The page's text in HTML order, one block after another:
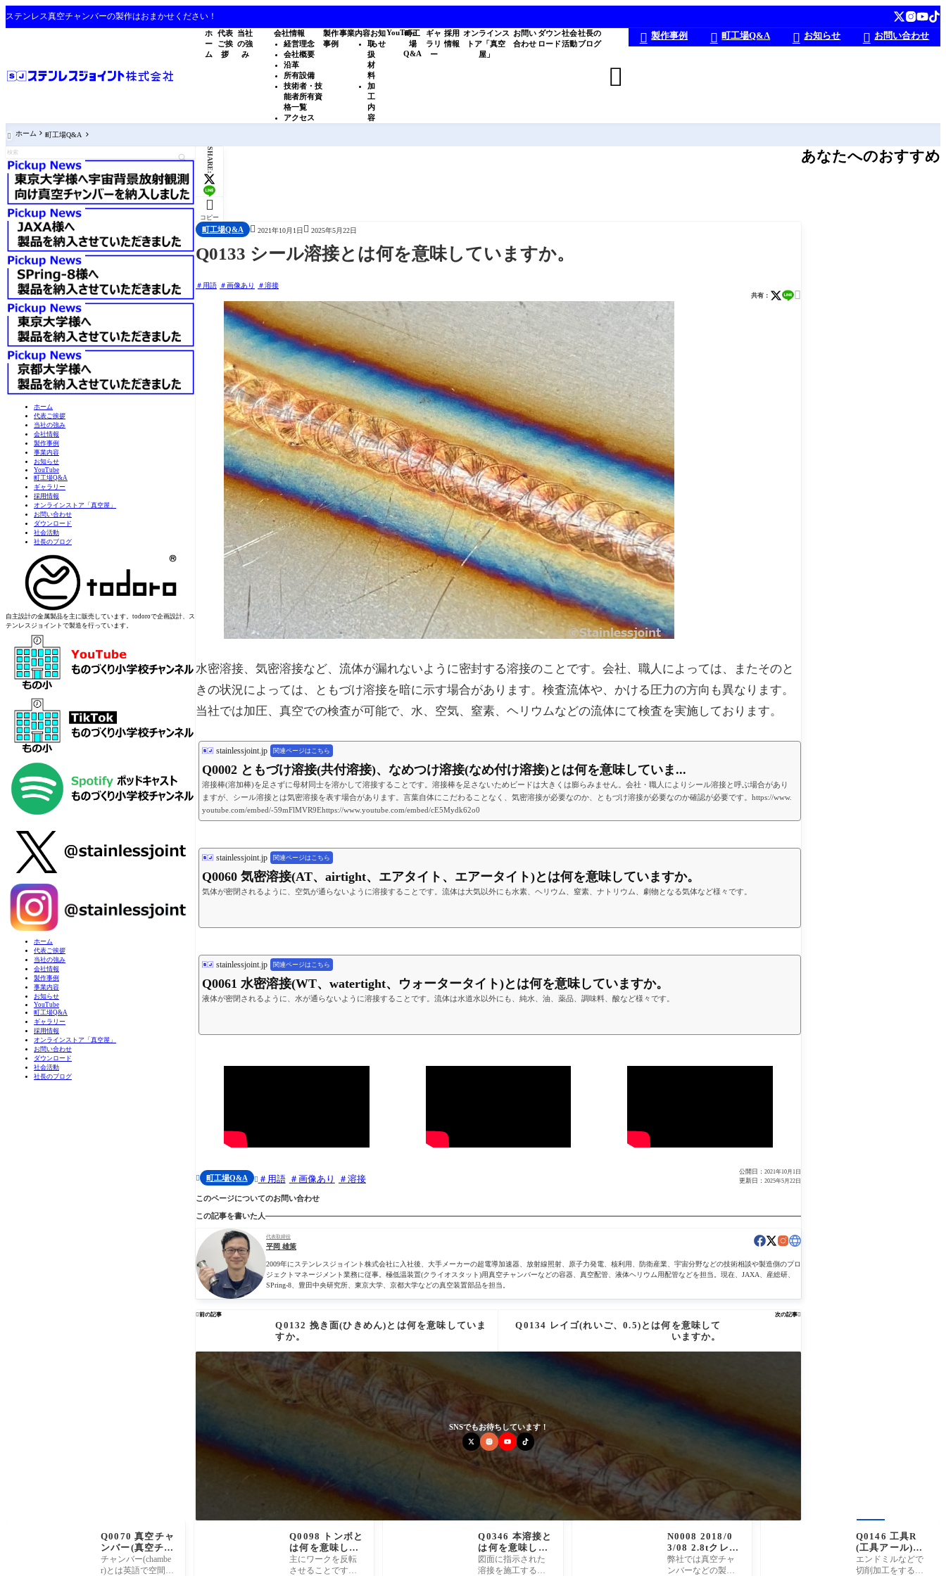
ステンレス真空チャンバーの製作はおまかせください！
ホ
ー
ム
代表
ご挨
拶
当社
の強
み
会社情報
経営理念
会社概要
沿革
所有設備
技術者・技
能者所有資
格一覧
アクセス
製作
事例
事業内容
取
扱
材
料
加
工
内
容
お知
らせ
YouTube
町工
場
Q&A
ギャ
ラリ
ー
採用
情報
オンラインス
トア「真空
屋」
お問い
合わせ
ダウン
ロード
社会
活動
社長の
ブログ

 製作事例  町工場Q&A  お知らせ  お問い合わせ
 ホーム 町工場Q&A
ホーム
代表ご挨拶
当社の強み
会社情報
製作事例
事業内容
お知らせ
YouTube
町工場Q&A
ギャラリー
採用情報
オンラインストア「真空屋」
お問い合わせ
ダウンロード
社会活動
社長のブログ
自主設計の金属製品を主に販売しています。todoroで企画設計、ス
テンレスジョイントで製造を行っています。
ホーム
代表ご挨拶
当社の強み
会社情報
製作事例
事業内容
お知らせ
YouTube
町工場Q&A
ギャラリー
採用情報
オンラインストア「真空屋」
お問い合わせ
ダウンロード
社会活動
社長のブログ
SHARE:

コピー
町工場Q&A  2021年10月1日  2025年5月22日
Q0133 シール溶接とは何を意味していますか。
用語 画像あり 溶接
共有： 
水密溶接、気密溶接など、流体が漏れないように密封する溶接のことです。会社、職人によっては、またそのと
きの状況によっては、ともづけ溶接を暗に示す場合があります。検査流体や、かける圧力の方向も異なります。
当社では加圧、真空での検査が可能で、水、空気、窒素、ヘリウムなどの流体にて検査を実施しております。
stainlessjoint.jp 関連ページはこちら
Q0002 ともづけ溶接(共付溶接)、なめつけ溶接(なめ付け溶接)とは何を意味していま...
溶接棒(溶加棒)を足さずに母材同士を溶かして溶接することです。溶接棒を足さないためビードは大きくは膨らみません。会社・職人によりシール溶接と呼ぶ場合があり
ますが、シール溶接とは気密溶接を表す場合があります。言葉自体にこだわることなく、気密溶接が必要なのか、ともづけ溶接が必要なのか確認が必要です。https://www.
youtube.com/embed/-59mFlMVR9Ehttps://www.youtube.com/embed/cE5Mydk62o0
stainlessjoint.jp 関連ページはこちら
Q0060 気密溶接(AT、airtight、エアタイト、エアータイト)とは何を意味していますか。
気体が密閉されるように、空気が通らないように溶接することです。流体は大気以外にも水素、ヘリウム、窒素、ナトリウム、劇物となる気体など様々です。
stainlessjoint.jp 関連ページはこちら
Q0061 水密溶接(WT、watertight、ウォータータイト)とは何を意味していますか。
液体が密閉されるように、水が通らないように溶接することです。流体は水道水以外にも、純水、油、薬品、調味料、酸など様々です。
 町工場Q&A  用語 画像あり 溶接
公開日： 2021年10月1日
更新日： 2025年5月22日
このページについてのお問い合わせ
この記事を書いた人
代表取締役
平岡 雄策
2009年にステンレスジョイント株式会社に入社後、大手メーカーの超電導加速器、放射線照射、原子力発電、核利用、防衛産業、宇宙分野などの技術相談や製造側のプロ
ジェクトマネージメント業務に従事。極低温装置(クライオスタット)用真空チャンバーなどの容器、真空配管、液体ヘリウム用配管などを担当。現在、JAXA、産総研、
SPring-8、豊田中央研究所、東京大学、京都大学などの真空装置部品を担当。
前の記事
Q0132 挽き面(ひきめん)とは何を意味していま
すか。
次の記事
Q0134 レイゴ(れいご、0.5)とは何を意味して
いますか。
SNSでもお待ちしています！
あなたへのおすすめ
Q0070 真空チャ
ンバー(真空チャ
ンバ、真空チェ
ンバー、真空容
チャンバー(chambe
r)とは英語で空間や
Q0098 トンボと
は何を意味して
いますか。
主にワークを反転
させることです。
Q0346 本溶接と
は何を意味して
いますか。
図面に指示された
溶接を施工する際
N0008 2018/0
3/08 2.8tクレー
ンを増設しまし
た。
弊社では真空チャ
ンバーなどの製作
Q0146 工具R
(工具アール)、
隅R(隅アール、
すみアール)とは
エンドミルなどで
切削加工をする際